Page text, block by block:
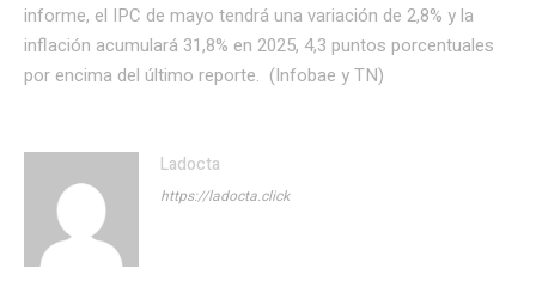
informe, el IPC de mayo tendrá una variación de 2,8% y la
inflación acumulará 31,8% en 2025, 4,3 puntos porcentuales
por encima del último reporte. (Infobae y TN)
Ladocta
https://ladocta.click